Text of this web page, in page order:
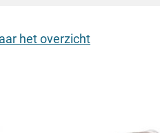
het overzicht